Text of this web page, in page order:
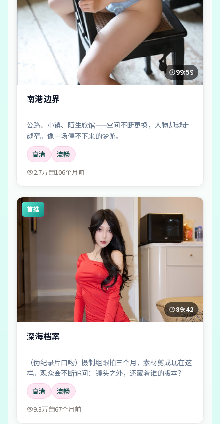
99:59
南港边界
公路、小镇、陌生旅馆——空间不断更换，人物却越走
越窄。像一场停不下来的梦游。
高清
流畅
2.7万
106个月前
首推
89:42
深海档案
（伪纪录片口吻）摄制组跟拍三个月，素材剪成现在这
样。观众会不断追问：镜头之外，还藏着谁的版本？
高清
流畅
9.3万
67个月前